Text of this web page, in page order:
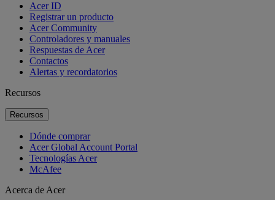
Acer ID
Registrar un producto
Acer Community
Controladores y manuales
Respuestas de Acer
Contactos
Alertas y recordatorios
Recursos
Recursos
Dónde comprar
Acer Global Account Portal
Tecnologías Acer
McAfee
Acerca de Acer